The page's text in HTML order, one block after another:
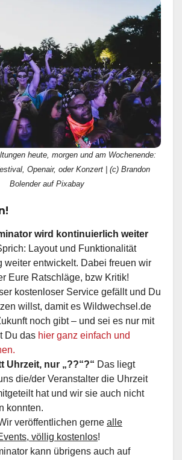
heute, morgen und am Wochenende:
Openair, oder Konzert | (c) Brandon
Bolender auf Pixabay
wird kontinuierlich weiter
Layout und Funktionalität
weiter entwickelt. Dabei freuen wir
Eure Ratschläge, bzw Kritik!
kostenloser Service gefällt und Du
willst, damit es Wildwechsel.de
noch gibt – und sei es nur mit
Du das hier ganz einfach und
Uhrzeit, nur „??“?“ Das liegt
die/der Veranstalter die Uhrzeit
hat und wir sie auch nicht
konnten.
veröffentlichen gerne alle
völlig kostenlos!
kann übrigens auch auf